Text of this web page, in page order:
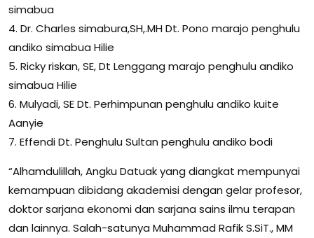
simabua
4. Dr. Charles simabura,SH,.MH Dt. Pono marajo penghulu
andiko simabua Hilie
5. Ricky riskan, SE, Dt Lenggang marajo penghulu andiko
simabua Hilie
6. Mulyadi, SE Dt. Perhimpunan penghulu andiko kuite
Aanyie
7. Effendi Dt. Penghulu Sultan penghulu andiko bodi
“Alhamdulillah, Angku Datuak yang diangkat mempunyai
kemampuan dibidang akademisi dengan gelar profesor,
doktor sarjana ekonomi dan sarjana sains ilmu terapan
dan lainnya. Salah-satunya Muhammad Rafik S.SiT., MM